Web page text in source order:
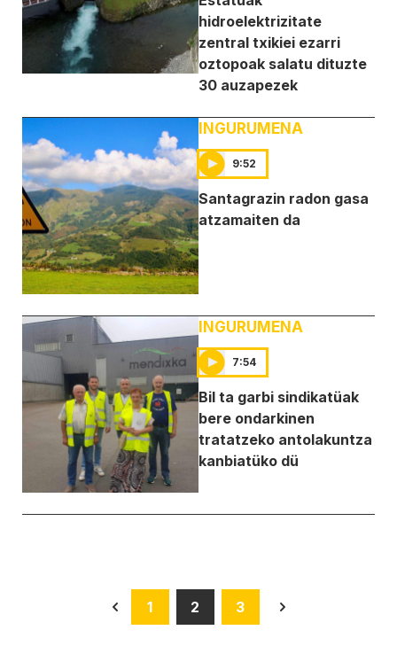
hidroelektrizitate
zentral txikiei ezarri
oztopoak salatu dituzte
30 auzapezek
INGURUMENA
9:52
Santagrazin radon gasa
atzamaiten da
INGURUMENA
7:54
Bil ta garbi sindikatüak
bere ondarkinen
tratatzeko antolakuntza
kanbiatüko dü
1 2 3